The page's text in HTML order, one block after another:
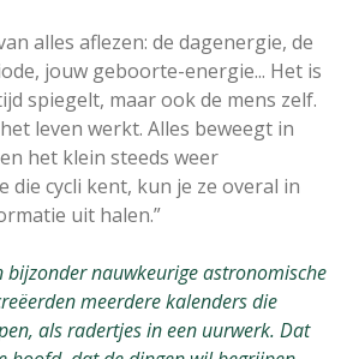
alles aflezen: de dagenergie, de
jouw geboorte-energie... Het is
spiegelt, maar ook de mens zelf.
leven werkt. Alles beweegt in
het klein steeds weer
die cycli kent, kun je ze overal in
uit halen.”
bijzonder nauwkeurige astronomische
meerdere kalenders die
als radertjes in een uurwerk. Dat